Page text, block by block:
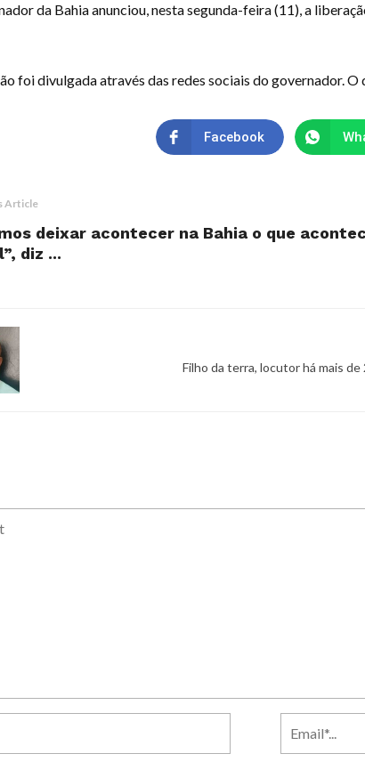
da Bahia anunciou, nesta segunda-feira (11), a
foi divulgada através das redes sociais do governador.
Facebook
Article
deixar acontecer na Bahia o que
diz ...
Filho da terra, locutor há mais